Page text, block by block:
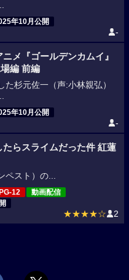
年10月公開
-
メ『ゴールデンカムイ』
編 前編
た杉元佐一（声:小林親弘）
年10月公開
-
たらスライムだった件 紅蓮
ペスト）の...
PG-12
動画配信
★★★★☆ 2